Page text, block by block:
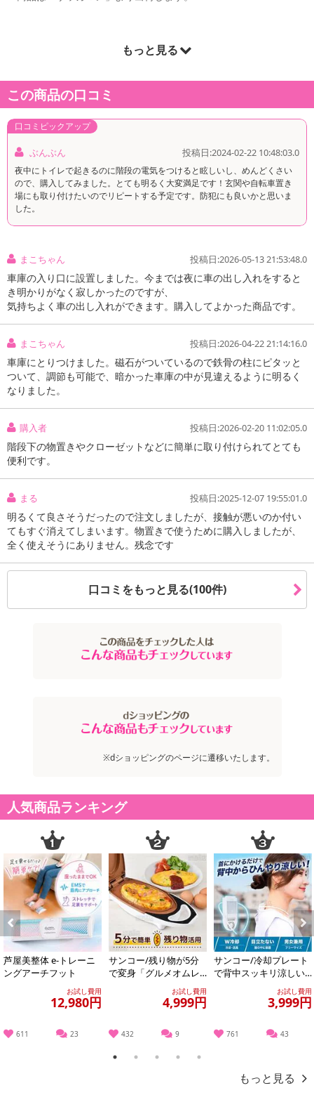
簡単設置！配線不要！防犯対策・節電に！
玄関・駐車スペース・軒先など色々な所でお役立ち♪
■人の気配で自動で点灯・消灯するLEDセンサーライト
・10灯LEDで驚きの明るさ！
・駐車スペースや、納戸、廊下、軒先、お庭や玄関先など、色々な
所で役立ちます！
・取り付け簡単！両面テープとマグネットでどこでも設置OK！
LEDなので火災の心配も ありません。災害時の明りとしても活躍し
ます！
物置や車庫での作業に照明がほしい…
停電時など災害時の明かりが心配…
そんなときに大活躍の、人の気配で点灯するLEDセンサーライトで
す！
◎10灯LEDなので明るく防犯にもおすすめ！
◎LEDなので火災の心配もナシ！
◎色んな場所に設置可能。
◎マグネットバーを取り外せば、災害時の懐中電灯代わりにも活躍
もっと見る
この商品の口コミ
口コミピックアップ
ぶんぶん 投稿日:2024-02-22 10:48:03.0
夜中にトイレで起きるのに階段の電気をつけると眩しいし、めんどくさい
ので、購入してみました。とても明るく大変満足です！玄関や自転車置き
場にも取り付けたいのでリピートする予定です。防犯にも良いかと思いま
した。
まこちゃん 投稿日:2026-05-13 21:53:48.0
車庫の入り口に設置しました。今までは夜に車の出し入れをすると
き明かりがなく寂しかったのですが、
気持ちよく車の出し入れができます。購入してよかった商品です。
まこちゃん 投稿日:2026-04-22 21:14:16.0
車庫にとりつけました。磁石がついているので鉄骨の柱にピタッと
ついて、調節も可能で、暗かった車庫の中が見違えるように明るく
なりました。
購入者 投稿日:2026-02-20 11:02:05.0
階段下の物置きやクローゼットなどに簡単に取り付けられてとても
便利です。
まる 投稿日:2025-12-07 19:55:01.0
明るくて良さそうだったので注文しましたが、接触が悪いのか付い
てもすぐ消えてしまいます。物置きで使うために購入しましたが、
全く使えそうにありません。残念です
口コミをもっと見る(100件)
※dショッピングのページに遷移いたします。
人気商品ランキング
Previous
芦屋美整体 e-トレーニ
ングアーチフット
お試し費用
12,980円
611 23
サンコー/残り物が5分
で変身「グルメオムレ
ツメーカー」/MEAMKL
お試し費用
4,999円
432 9
サンコー/冷却プレート
で背中スッキリ涼しい
「セナクール」 (冷却プ
レート&送風の...
お試し費用
3,999円
761 43
Next
1 2 3 4 5
もっと見る